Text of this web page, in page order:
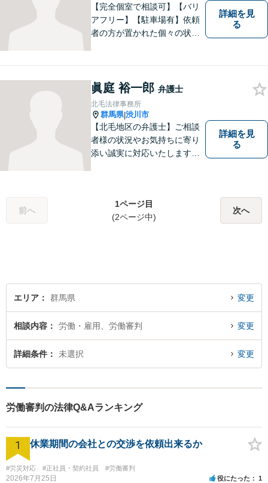
【完全個室で相談可】【バリ
アフリー】【駐車場有】依頼
者の方が置かれた個々の状況
士、税理士等他の専門職と連
携し、最善の方法で解決する
ことを目指します。
詳細を見
る
眞庭 裕一郎 弁護士
北毛法律事務所
群馬県|渋川市
【北毛地区の弁護士】ご相談
者様の状況やお気持ちに寄り
添い誠実に対応いたします。
詳細を見
る
前へ
1ページ目
(2ページ中)
次へ
エリア 群馬県 変更
相談内容 労働・雇用、労働審判 変更
詳細条件 未選択 変更
労働審判の法律Q&Aランキング
1 休業期間の会社との交渉を依頼出来るか
#労災対応 #正社員・契約社員 #労働審判
2026年7月25日 役にたった 1